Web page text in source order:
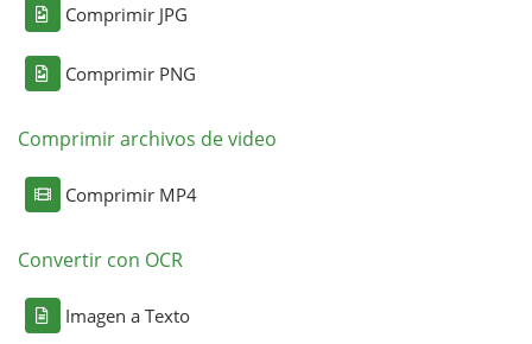
Comprimir JPG
Comprimir PNG
Comprimir archivos de video
Comprimir MP4
Convertir con OCR
Imagen a Texto